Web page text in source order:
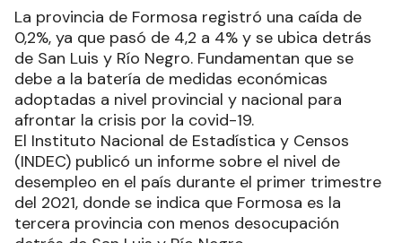
La provincia de Formosa registró una caída de
0,2%, ya que pasó de 4,2 a 4% y se ubica detrás
de San Luis y Río Negro. Fundamentan que se
debe a la batería de medidas económicas
adoptadas a nivel provincial y nacional para
afrontar la crisis por la covid-19.
El Instituto Nacional de Estadística y Censos
(INDEC) publicó un informe sobre el nivel de
desempleo en el país durante el primer trimestre
del 2021, donde se indica que Formosa es la
tercera provincia con menos desocupación